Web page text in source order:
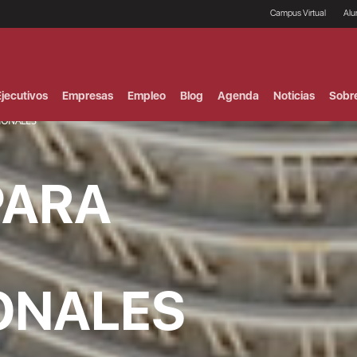
Campus Virtual
Empresas Empleo Blog Agenda Noticias